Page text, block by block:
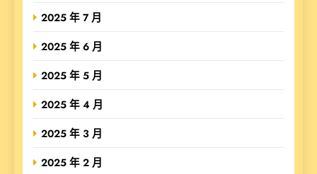
2025 年 7 月
2025 年 6 月
2025 年 5 月
2025 年 4 月
2025 年 3 月
2025 年 2 月